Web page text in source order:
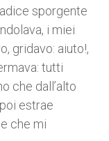
sporgente
i miei
gridavo: aiuto!,
tutti
che dall’alto
estrae
che mi